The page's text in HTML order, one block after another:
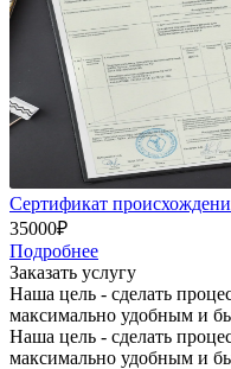
Сертификат
35000₽
Подробнее
Заказать услугу
Наша цель - сделать
максимально удобным и
Наша цель - сделать
максимально удобным и